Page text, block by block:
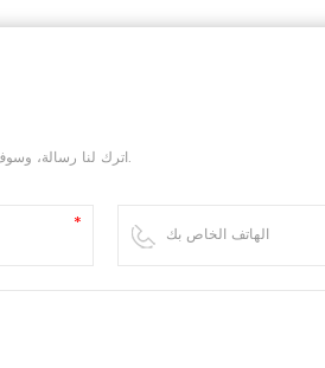
اترك لنا رسالة، وسوف نقوم بالرد عليك في أسرع وقت ممكن.